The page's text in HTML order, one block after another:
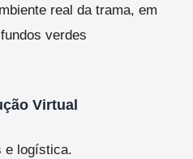
real da trama, em
verdes
Virtual
e logística.